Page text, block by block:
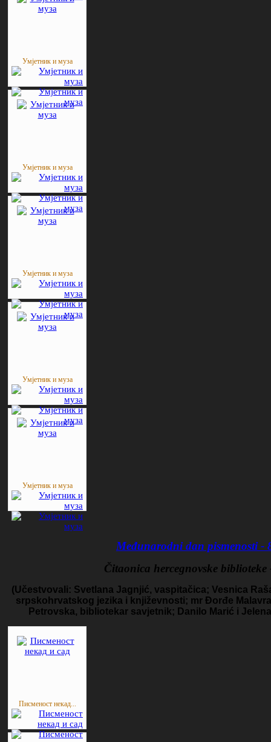
Умјетник и муза
Умјетник и муза
Умјетник и муза
Умјетник и муза
Умјетник и муза
Međunarodni dan pismenosti -
Čitaonica hercegnovske
(Učestvovali: Svetlana Jagnjić, vaspitačica; Vesnica
srpskohrvatskog jezika i književnosti; mr Đorđe
Petrovska, bibliotekar savjetnik; Danilo Marić i
Писменост некад...